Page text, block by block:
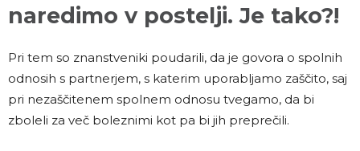
naredimo v postelji. Je tako?!
Pri tem so znanstveniki poudarili, da je govora o spolnih
odnosih s partnerjem, s katerim uporabljamo zaščito, saj
pri nezaščitenem spolnem odnosu tvegamo, da bi
zboleli za več boleznimi kot pa bi jih preprečili.